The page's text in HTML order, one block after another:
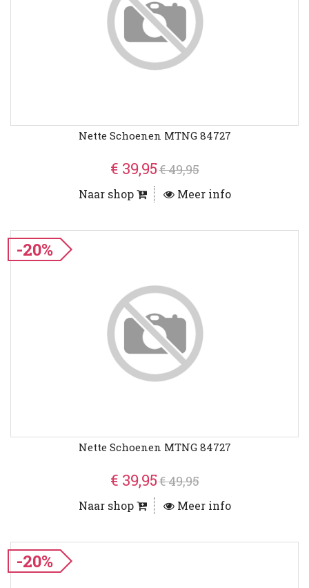
Nette Schoenen MTNG 84727
€ 39,95€ 49,95
Naar shop Meer info
-20%
Nette Schoenen MTNG 84727
€ 39,95€ 49,95
Naar shop Meer info
-20%